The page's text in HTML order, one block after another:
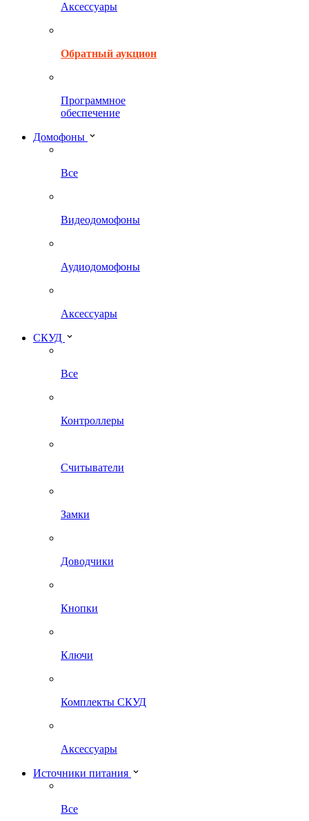
Аксессуары
Обратный аукцион
Программное
обеспечение
Домофоны
Все
Видеодомофоны
Аудиодомофоны
Аксессуары
СКУД
Все
Контроллеры
Считыватели
Замки
Доводчики
Кнопки
Ключи
Комплекты СКУД
Аксессуары
Источники питания
Все